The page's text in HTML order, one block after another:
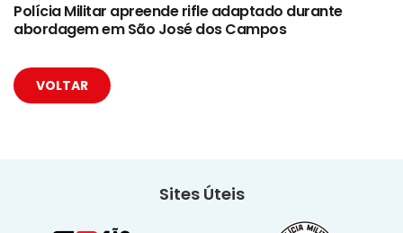
Polícia Militar apreende rifle adaptado durante
abordagem em São José dos Campos
VOLTAR
Sites Úteis